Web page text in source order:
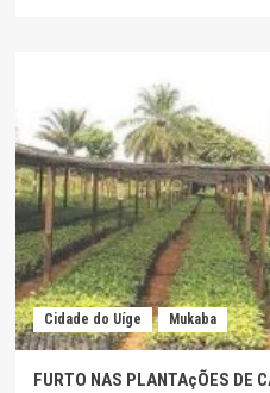
Cidade do Uíge Mukaba
FURTO NAS PLANTAçÕES DE